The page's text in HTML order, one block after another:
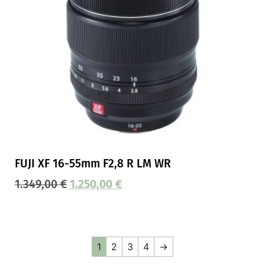
FUJI XF 16-55mm F2,8 R LM WR
1.349,00€ 1.250,00 €
1 2 3 4 →